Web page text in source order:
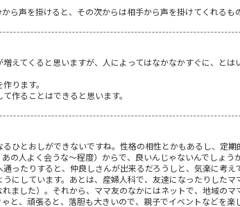
ら声を掛けると、その次からは相手から声を掛けてくれるも
えてくると思いますが、人によってはなかなかすぐに、とは
ります。
作ることはできると思います。
ひとおしができないですね。性格の相性とかもあるし、定
の人よく会うな～程度）からで、良いんじゃないんでしょ
ったりすると、仲良しさんが出来るだろうしと、気楽に考
にしています。あとは、産婦人科で、友達になったりした
ました）。それから、ママ友のなかにはネットで、地域の
と、頑張ると、落胆も大きいので、親子でイベントなどを